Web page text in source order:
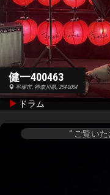
健一400463
平塚市, 神奈川県, 254-0054
ドラム
ご覧い